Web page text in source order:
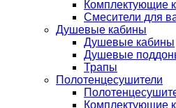
Комплектующие
Смесители для
Душевые кабины
Душевые кабины
Душевые
Трапы
Полотенцесушители
Комплектующие